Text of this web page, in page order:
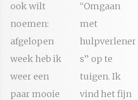
ook wilt
noemen:
afgelopen
week heb ik
weer een
paar mooie
“Omgaan
met
hulpverlener
s” op te
tuigen. Ik
vind het fijn